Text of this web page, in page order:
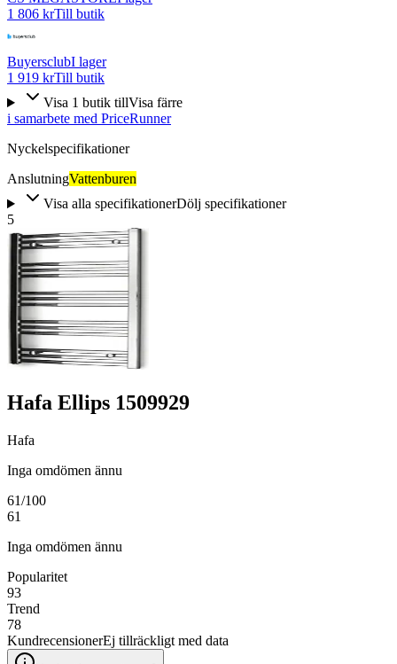
1 806 krTill butik
BuyersclubI lager
1 919 krTill butik
Visa 1 butik tillVisa färre
i samarbete med PriceRunner
Nyckelspecifikationer
AnslutningVattenburen
Visa alla specifikationerDölj specifikationer
5
Hafa Ellips 1509929
Hafa
Inga omdömen ännu
61/100
61
Inga omdömen ännu
Popularitet
93
Trend
78
KundrecensionerEj tillräckligt med data